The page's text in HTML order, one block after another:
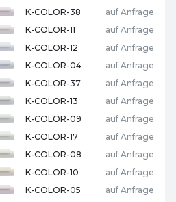
K-COLOR-38
auf Anfrage
K-COLOR-11
auf Anfrage
K-COLOR-12
auf Anfrage
K-COLOR-04
auf Anfrage
K-COLOR-37
auf Anfrage
K-COLOR-13
auf Anfrage
K-COLOR-09
auf Anfrage
K-COLOR-17
auf Anfrage
K-COLOR-08
auf Anfrage
K-COLOR-10
auf Anfrage
K-COLOR-05
auf Anfrage